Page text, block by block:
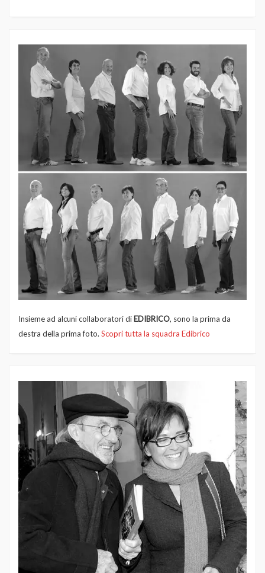
Insieme ad alcuni collaboratori di EDIBRICO, sono la prima da
destra della prima foto. Scopri tutta la squadra Edibrico